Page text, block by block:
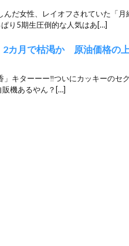
んだ女性、レイオフされていた「
り5期生圧倒的な人気はあ[…]
2カ月で枯渇か 原油価格の
」キターーー‼︎ついにカッキーのセ
機あるやん？[…]